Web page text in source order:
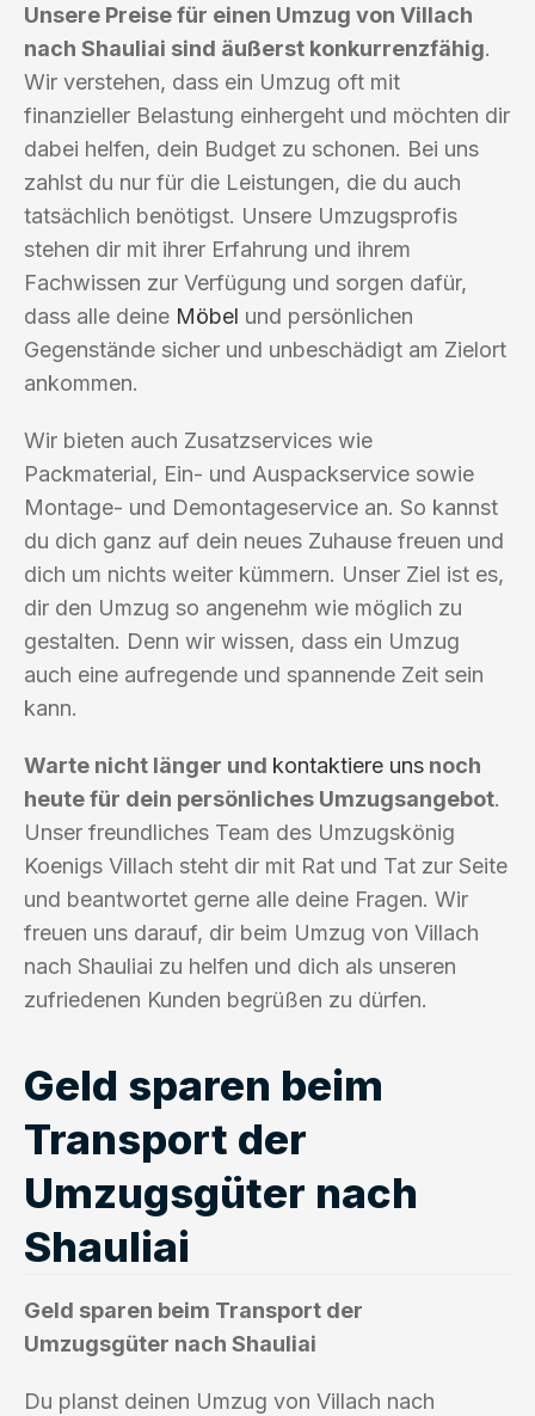
Unsere Preise für einen Umzug von Villach
nach Shauliai sind äußerst konkurrenzfähig.
Wir verstehen, dass ein Umzug oft mit
finanzieller Belastung einhergeht und möchten dir
dabei helfen, dein Budget zu schonen. Bei uns
zahlst du nur für die Leistungen, die du auch
tatsächlich benötigst. Unsere Umzugsprofis
stehen dir mit ihrer Erfahrung und ihrem
Fachwissen zur Verfügung und sorgen dafür,
dass alle deine Möbel und persönlichen
Gegenstände sicher und unbeschädigt am Zielort
ankommen.
Wir bieten auch Zusatzservices wie
Packmaterial, Ein- und Auspackservice sowie
Montage- und Demontageservice an. So kannst
du dich ganz auf dein neues Zuhause freuen und
dich um nichts weiter kümmern. Unser Ziel ist es,
dir den Umzug so angenehm wie möglich zu
gestalten. Denn wir wissen, dass ein Umzug
auch eine aufregende und spannende Zeit sein
kann.
Warte nicht länger und kontaktiere uns noch
heute für dein persönliches Umzugsangebot.
Unser freundliches Team des Umzugskönig
Koenigs Villach steht dir mit Rat und Tat zur Seite
und beantwortet gerne alle deine Fragen. Wir
freuen uns darauf, dir beim Umzug von Villach
nach Shauliai zu helfen und dich als unseren
zufriedenen Kunden begrüßen zu dürfen.
Geld sparen beim
Transport der
Umzugsgüter nach
Shauliai
Geld sparen beim Transport der
Umzugsgüter nach Shauliai
Du planst deinen Umzug von Villach nach